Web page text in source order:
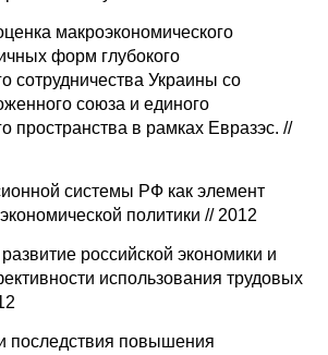
макроэкономического
форм глубокого
сотрудничества Украины со
союза и единого
пространства в рамках Евразэс. //
системы РФ как элемент
политики // 2012
российской экономики и
использования трудовых
последствия повышения